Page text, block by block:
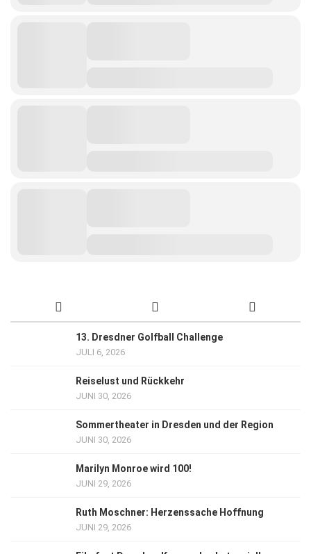
13. Dresdner Golfball Challenge
JULI 6, 2026
Reiselust und Rückkehr
JUNI 30, 2026
Sommertheater in Dresden und der Region
JUNI 30, 2026
Marilyn Monroe wird 100!
JUNI 29, 2026
Ruth Moschner: Herzenssache Hoffnung
JUNI 29, 2026